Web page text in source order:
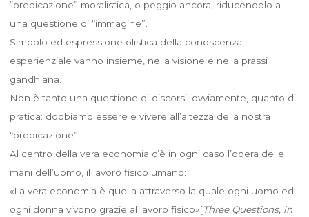
“predicazione” moralistica, o peggio ancora, riducendolo a
una questione di “immagine”.
Simbolo ed espressione olistica della conoscenza
esperienziale vanno insieme, nella visione e nella prassi
gandhiana.
Non è tanto una questione di discorsi, ovviamente, quanto di
pratica: dobbiamo essere e vivere all’altezza della nostra
“predicazione” .
Al centro della vera economia c’è in ogni caso l’opera delle
mani dell’uomo, il lavoro fisico umano:
«La vera economia è quella attraverso la quale ogni uomo ed
ogni donna vivono grazie al lavoro fisico»[Three Questions, in